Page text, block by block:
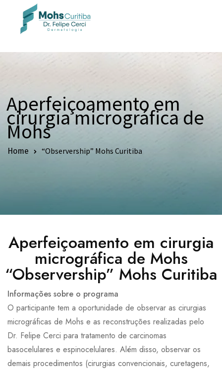
Aperfeiçoamento em
cirurgia micrográfica de
Mohs
Home “Observership” Mohs Curitiba
Aperfeiçoamento em cirurgia
micrográfica de Mohs
“Observership” Mohs Curitiba
Informações sobre o programa
O participante tem a oportunidade de observar as cirurgias
micrográficas de Mohs e as reconstruções realizadas pelo
Dr. Felipe Cerci para tratamento de carcinomas
basocelulares e espinocelulares. Além disso, observar os
demais procedimentos (cirurgias convencionais, curetagens,